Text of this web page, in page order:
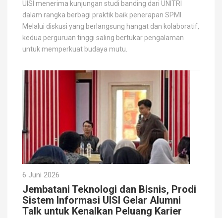
UISI menerima kunjungan studi banding dari UNITRI
dalam rangka berbagi praktik baik penerapan SPMI.
Melalui diskusi yang berlangsung hangat dan kolaboratif,
kedua perguruan tinggi saling bertukar pengalaman
untuk memperkuat budaya mutu.
6 Juni 2026
Jembatani Teknologi dan Bisnis, Prodi
Sistem Informasi UISI Gelar Alumni
Talk untuk Kenalkan Peluang Karier